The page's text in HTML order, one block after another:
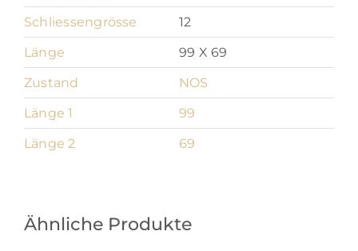
Schliessengrösse
12
Länge
99 X 69
Zustand
NOS
Länge 1
99
Länge 2
69
Ähnliche Produkte